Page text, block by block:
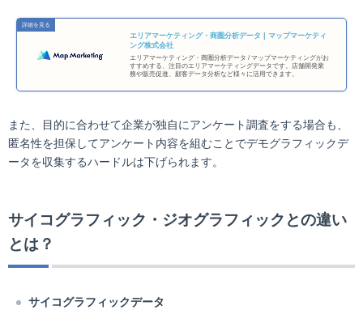
エリアマーケティング・商圏分析データ | マップマーケティ
ング株式会社
エリアマーケティング・商圏分析データ / マップマーケティングがお
すすめする、注目のエリアマーケティングデータです。店舗開発業
務や販売促進、顧客データ分析など様々に活用できます。
また、目的に合わせて企業が独自にアンケート調査をする場合も、
匿名性を担保してアンケート内容を組むことでデモグラフィックデ
ータを収集するハードルは下げられます。
サイコグラフィック・ジオグラフィックとの違い
とは？
サイコグラフィックデータ